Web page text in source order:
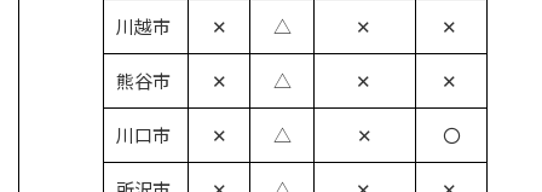
川越市 ✕ △ ✕ ✕
熊谷市 ✕ △ ✕ ✕
川口市 ✕ △ ✕ 〇